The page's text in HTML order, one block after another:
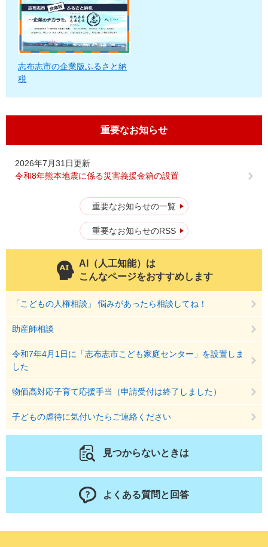
志布志市の企業版ふるさと納
税
重要なお知らせ
2026年7月31日更新
令和8年熊本地震に係る災害義援金箱の設置
重要なお知らせの一覧
重要なお知らせのRSS
AI（人工知能）は
こんなページをおすすめします
「こどもの人権相談」 悩みがあったら相談してね！
助産師相談
令和7年4月1日に「志布志市こども家庭センター」を設置しま
した
物価高対応子育て応援手当（申請受付は終了しました）
子どもの虐待に気付いたらご連絡ください
見つからないときは
よくある質問と回答